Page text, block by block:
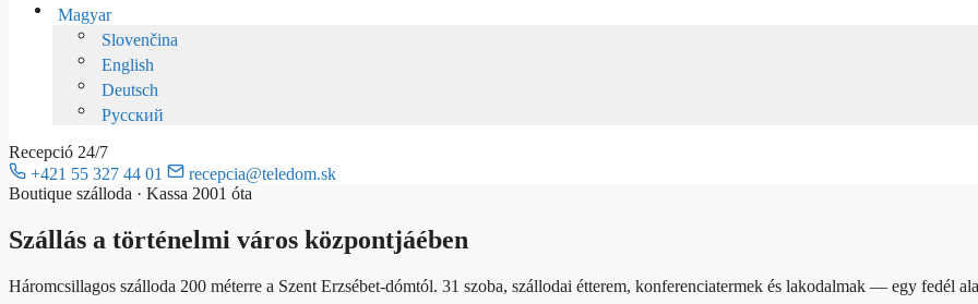
Magyar
Slovenčina
English
Deutsch
Русский
Recepció 24/7
+421 55 327 44 01
recepcia@teledom.sk
Boutique szálloda · Kassa 2001 óta
Szállás a történelmi város központjáében
Háromcsillagos szálloda 200 méterre a Szent Erzsébet-dómtól. 31 szoba, szállodai étterem, konferenciatermek és lakodalmak — egy fedél